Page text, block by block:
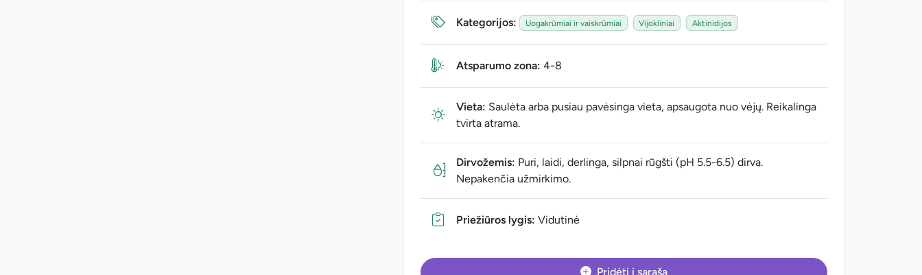
Kategorijos: Uogakrūmiai ir vaiskrūmiai Vijokliniai Aktinidijos
Atsparumo zona: 4-8
Vieta: Saulėta arba pusiau pavėsinga vieta, apsaugota nuo vėjų. Reikalinga
tvirta atrama.
Dirvožemis: Puri, laidi, derlinga, silpnai rūgšti (pH 5.5-6.5) dirva.
Nepakenčia užmirkimo.
Priežiūros lygis: Vidutinė
Pridėti į sąrašą